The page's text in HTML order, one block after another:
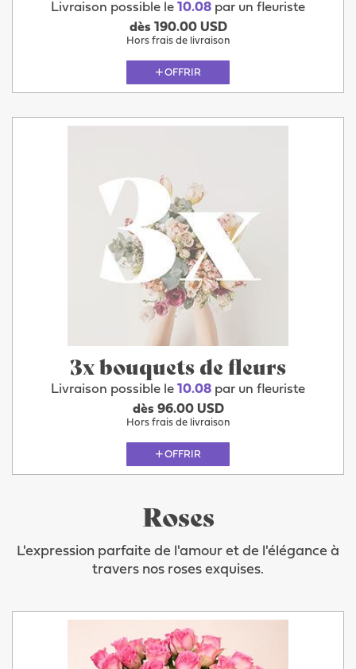
Livraison possible le 10.08 par un fleuriste
dès 190.00 USD
Hors frais de livraison
OFFRIR
3x bouquets de fleurs
Livraison possible le 10.08 par un fleuriste
dès 96.00 USD
Hors frais de livraison
OFFRIR
Roses
L'expression parfaite de l'amour et de l'élégance à
travers nos roses exquises.